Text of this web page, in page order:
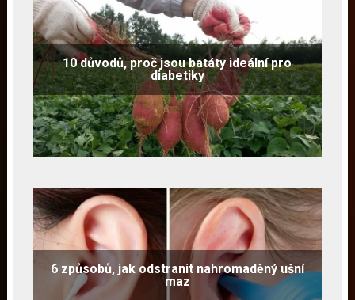
10 důvodů, proč jsou batáty ideální pro
diabetiky
6 způsobů, jak odstranit nahromaděný ušní
maz